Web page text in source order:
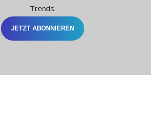
Trends.
JETZT ABONNIEREN